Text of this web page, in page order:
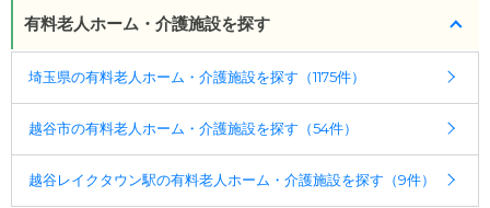
・認知症：受け入れ可
ケアスル 介護では詳細な料金プランをご確認頂けま
す。詳しくはこちら 。
◎ケアスル 介護の3つの特徴
ポート
越谷駅東口より 朝日バス「吉川駅行き」乗車、「大
有料老人ホーム・介護施設を探す
埼玉県の有料老人ホーム・介護施設を探す（1175件）
越谷市の有料老人ホーム・介護施設を探す（54件）
越谷レイクタウン駅の有料老人ホーム・介護施設を探す（9件）